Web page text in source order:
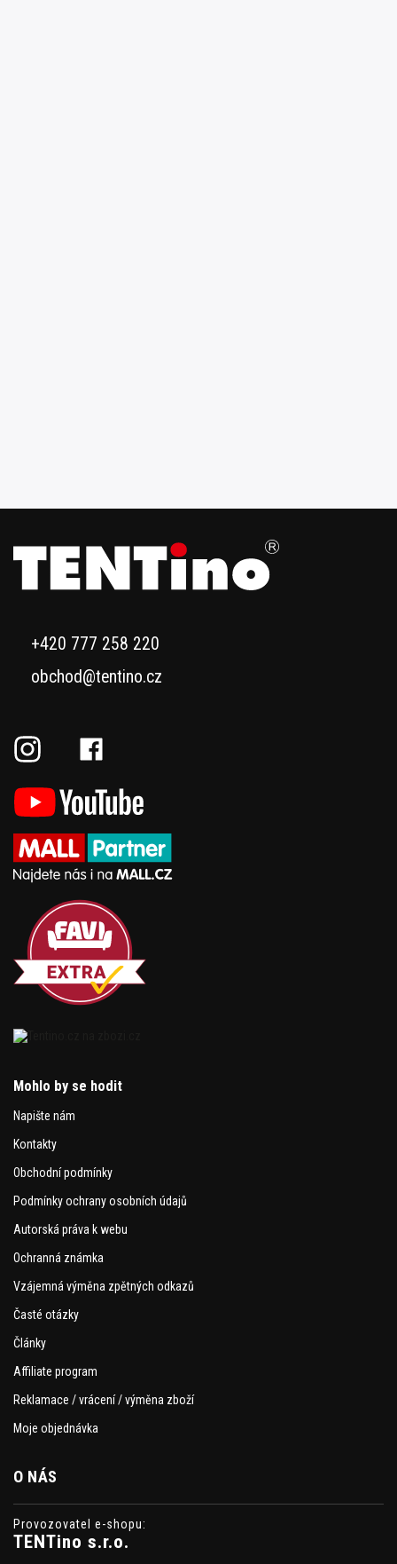
+420 777 258 220
obchod@tentino.cz
Mohlo by se hodit
Napište nám
Kontakty
Obchodní podmínky
Podmínky ochrany osobních údajů
Autorská práva k webu
Ochranná známka
Vzájemná výměna zpětných odkazů
Časté otázky
Články
Affiliate program
Reklamace / vrácení / výměna zboží
Moje objednávka
O NÁS
Provozovatel e-shopu:
TENTino s.r.o.